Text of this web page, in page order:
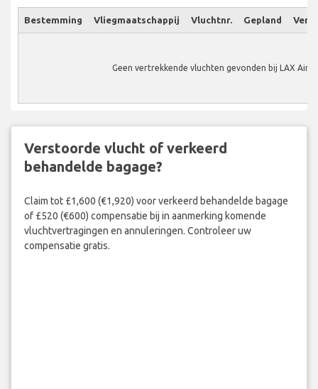
Bestemming Vliegmaatschappij Vluchtnr. Gepland
Geen vertrekkende vluchten gevonden bij LAX
Verstoorde vlucht of verkeerd
behandelde bagage?
Claim tot £1,600 (€1,920) voor verkeerd behandelde bagage
of £520 (€600) compensatie bij in aanmerking komende
vluchtvertragingen en annuleringen. Controleer uw
compensatie gratis.